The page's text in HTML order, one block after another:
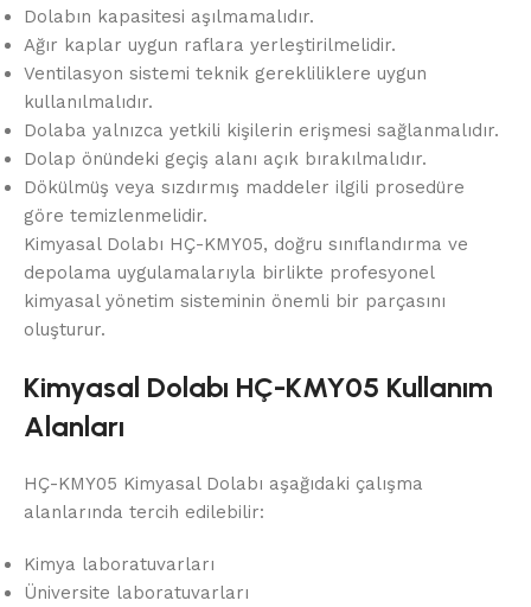
Dolabın kapasitesi aşılmamalıdır.
Ağır kaplar uygun raflara yerleştirilmelidir.
Ventilasyon sistemi teknik gerekliliklere uygun
kullanılmalıdır.
Dolaba yalnızca yetkili kişilerin erişmesi sağlanmalıdır.
Dolap önündeki geçiş alanı açık bırakılmalıdır.
Dökülmüş veya sızdırmış maddeler ilgili prosedüre
göre temizlenmelidir.
Kimyasal Dolabı HÇ-KMY05, doğru sınıflandırma ve
depolama uygulamalarıyla birlikte profesyonel
kimyasal yönetim sisteminin önemli bir parçasını
oluşturur.
Kimyasal Dolabı HÇ-KMY05 Kullanım
Alanları
HÇ-KMY05 Kimyasal Dolabı aşağıdaki çalışma
alanlarında tercih edilebilir:
Kimya laboratuvarları
Üniversite laboratuvarları